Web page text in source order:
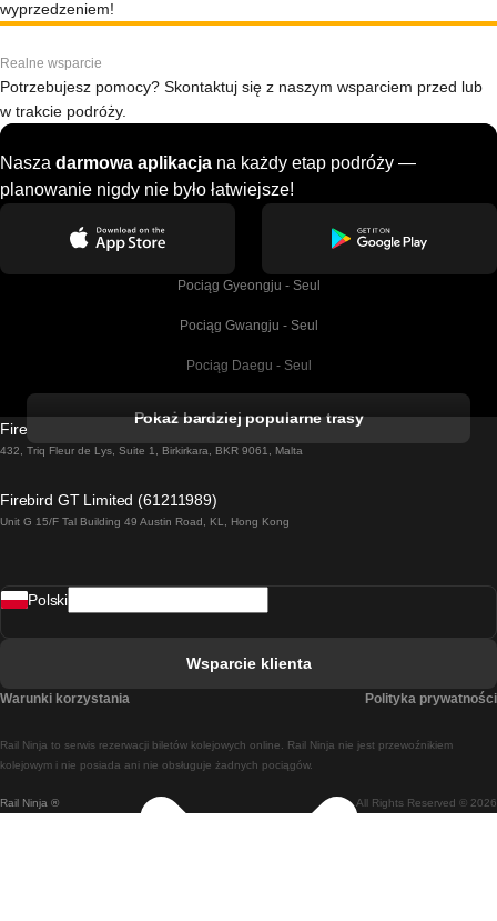
wyprzedzeniem!
Realne wsparcie
Potrzebujesz pomocy? Skontaktuj się z naszym wsparciem przed lub
w trakcie podróży.
Nasza darmowa aplikacja na każdy etap podróży —
planowanie nigdy nie było łatwiejsze!
Pociąg Gyeongju - Seul
Pociąg Gwangju - Seul
Pociąg Daegu - Seul
Pociąg Dublin - Galway
Pociąg Rzym - Neapol
Pociąg Madryt - Lizbona
Pociąg Madryt - Barcelona
Pokaż bardziej popularne trasy
Firebird GT Limited (OC 1451)
432, Triq Fleur de Lys, Suite 1, Birkirkara, BKR 9061, Malta
Firebird GT Limited (61211989)
Unit G 15/F Tal Building 49 Austin Road, KL, Hong Kong
Rail Ninja ® All Rights Reserved © 2026
Rail Ninja to serwis rezerwacji biletów kolejowych online. Rail Ninja nie jest przewoźnikiem
kolejowym i nie posiada ani nie obsługuje żadnych pociągów.
Polski
Wsparcie klienta
Warunki korzystania Polityka prywatności